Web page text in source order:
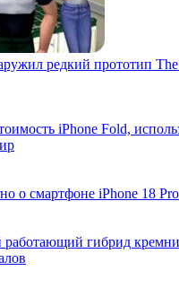
редкий прототип
iPhone Fold,
о смартфоне iPhone 18 Pro
работающий гибрид